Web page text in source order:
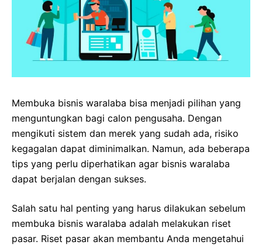
Membuka bisnis waralaba bisa menjadi pilihan yang
menguntungkan bagi calon pengusaha. Dengan
mengikuti sistem dan merek yang sudah ada, risiko
kegagalan dapat diminimalkan. Namun, ada beberapa
tips yang perlu diperhatikan agar bisnis waralaba
dapat berjalan dengan sukses.
Salah satu hal penting yang harus dilakukan sebelum
membuka bisnis waralaba adalah melakukan riset
pasar. Riset pasar akan membantu Anda mengetahui